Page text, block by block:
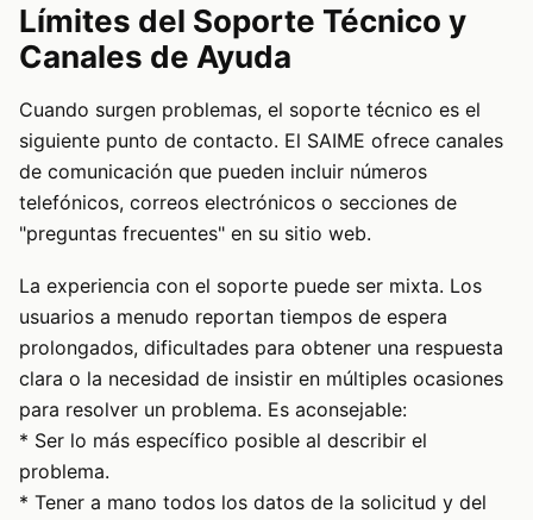
Límites del Soporte Técnico y
Canales de Ayuda
Cuando surgen problemas, el soporte técnico es el
siguiente punto de contacto. El SAIME ofrece canales
de comunicación que pueden incluir números
telefónicos, correos electrónicos o secciones de
"preguntas frecuentes" en su sitio web.
La experiencia con el soporte puede ser mixta. Los
usuarios a menudo reportan tiempos de espera
prolongados, dificultades para obtener una respuesta
clara o la necesidad de insistir en múltiples ocasiones
para resolver un problema. Es aconsejable:
* Ser lo más específico posible al describir el
problema.
* Tener a mano todos los datos de la solicitud y del